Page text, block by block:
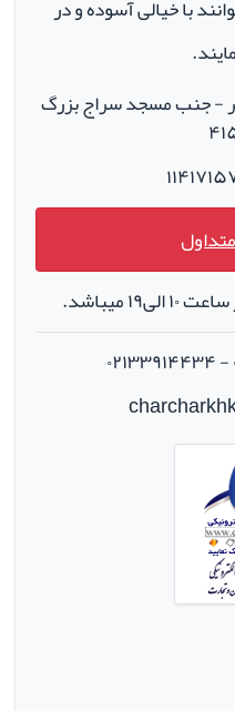
با خیالی آسوده و در
- جنب مسجد سراج بزرگ
میباشد.